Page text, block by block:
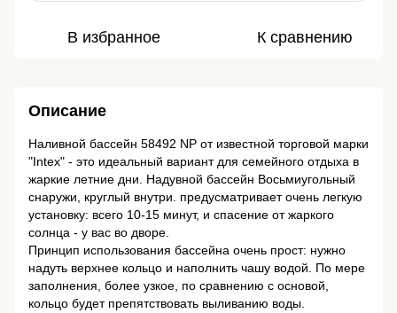
В избранное К сравнению
Описание
Наливной бассейн 58492 NP от известной торговой марки
"Intex" - это идеальный вариант для семейного отдыха в
жаркие летние дни. Надувной бассейн Восьмиугольный
снаружи, круглый внутри. предусматривает очень легкую
установку: всего 10-15 минут, и спасение от жаркого
солнца - у вас во дворе.
Принцип использования бассейна очень прост: нужно
надуть верхнее кольцо и наполнить чашу водой. По мере
заполнения, более узкое, по сравнению с основой,
кольцо будет препятствовать выливанию воды.